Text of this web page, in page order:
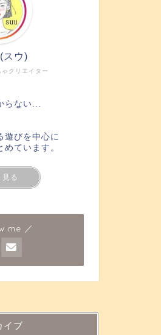
クリエイター
スウ)
らない...
遊びを中心に
ています。
る
me ／
イブ